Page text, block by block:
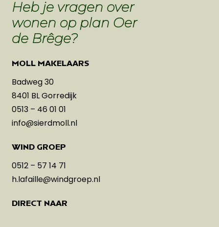
Heb je vragen over
wonen op plan Oer
de Brêge?
MOLL MAKELAARS
Badweg 30
8401 BL Gorredijk
0513 – 46 01 01
info@sierdmoll.nl
WIND GROEP
0512 – 57 14 71
h.lafaille@windgroep.nl
DIRECT NAAR